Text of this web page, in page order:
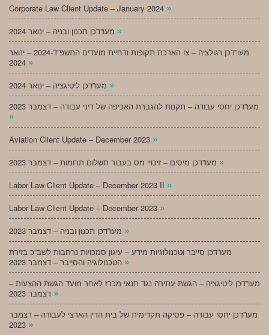
Corporate Law Client Update – January 2024 »
»
מעו”דכן רגולציה – צו הארכת תקופות ודחיית מועדים התשפ”ד-2024 – ינואר
»
»
מעו”דכן יחסי עבודה – תקנות להגברת האכיפה של דיני עבודה – דצמבר 2023
»
Aviation Client Update – December 2023 »
»
Labor Law Client Update – December 2023 II »
Labor Law Client Update – December 2023 »
»
מעו”דכן סייבר וטכנולוגיות מידע – עיגון סמכויות נרחבות לשב”כ בזירת
»
מעו”דכן ליטיגציה – הגשת עתירה נגד תנאי מכרז לאחר מועד הגשת ההצעות –
»
מעו”דכן יחסי עבודה – פסיקה תקדימית של בית הדין הארצי לעבודה – דצמבר
»